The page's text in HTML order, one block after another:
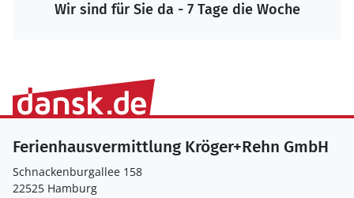
Wir sind für Sie da - 7 Tage die Woche
Ferienhausvermittlung Kröger+Rehn GmbH
Schnackenburgallee 158
22525 Hamburg